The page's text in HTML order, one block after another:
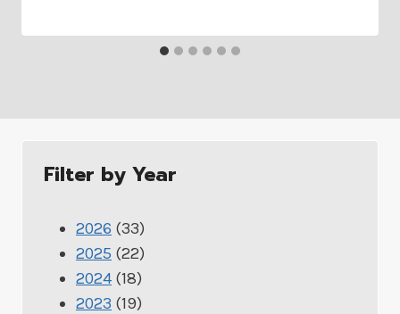
Filter by Year
2026 (33)
2025 (22)
2024 (18)
2023 (19)